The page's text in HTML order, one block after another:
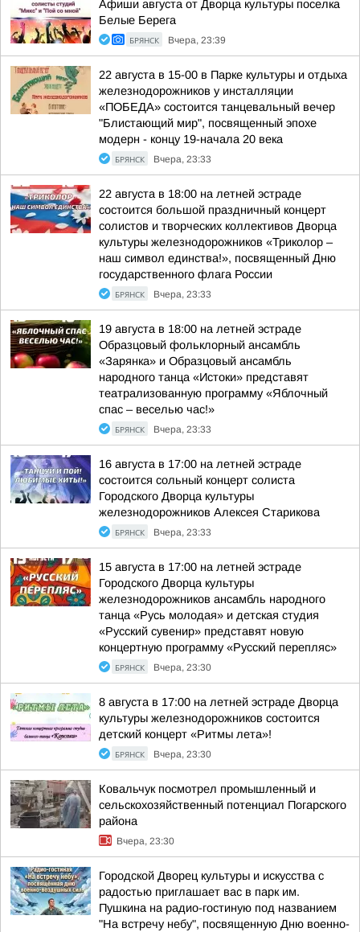
Афиши августа от Дворца культуры поселка
Белые Берега
БРЯНСК Вчера, 23:39
22 августа в 15-00 в Парке культуры и отдыха
железнодорожников у инсталляции
«ПОБЕДА» состоится танцевальный вечер
"Блистающий мир", посвященный эпохе
модерн - концу 19-начала 20 века
БРЯНСК Вчера, 23:33
22 августа в 18:00 на летней эстраде
состоится большой праздничный концерт
солистов и творческих коллективов Дворца
культуры железнодорожников «Триколор –
наш символ единства!», посвященный Дню
государственного флага России
БРЯНСК Вчера, 23:33
19 августа в 18:00 на летней эстраде
Образцовый фольклорный ансамбль
«Зарянка» и Образцовый ансамбль
народного танца «Истоки» представят
театрализованную программу «Яблочный
спас – веселью час!»
БРЯНСК Вчера, 23:33
16 августа в 17:00 на летней эстраде
состоится сольный концерт солиста
Городского Дворца культуры
железнодорожников Алексея Старикова
БРЯНСК Вчера, 23:33
15 августа в 17:00 на летней эстраде
Городского Дворца культуры
железнодорожников ансамбль народного
танца «Русь молодая» и детская студия
«Русский сувенир» представят новую
концертную программу «Русский перепляс»
БРЯНСК Вчера, 23:30
8 августа в 17:00 на летней эстраде Дворца
культуры железнодорожников состоится
детский концерт «Ритмы лета»!
БРЯНСК Вчера, 23:30
Ковальчук посмотрел промышленный и
сельскохозяйственный потенциал Погарского
района
Вчера, 23:30
Городской Дворец культуры и искусства с
радостью приглашает вас в парк им.
Пушкина на радио-гостиную под названием
"На встречу небу", посвященную Дню военно-